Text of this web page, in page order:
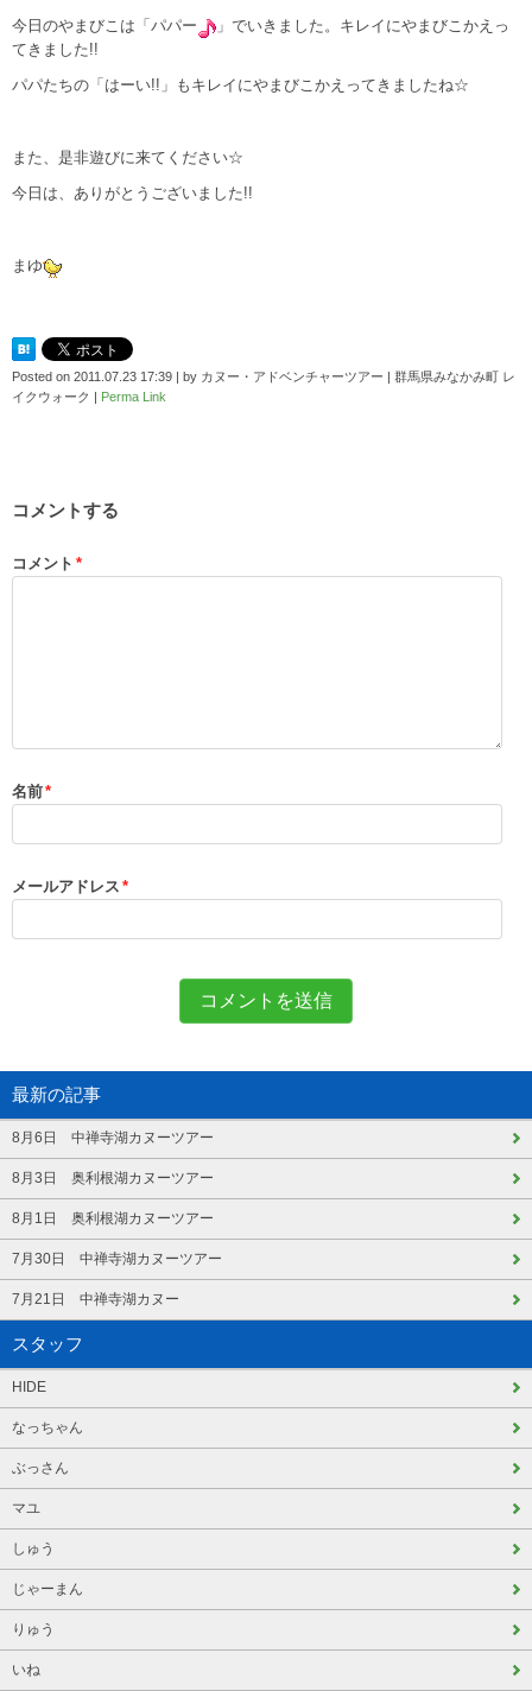
今日のやまびこは「パパー
」でいきました。キレイにやまびこかえっ
てきました!!
パパたちの「はーい!!」もキレイにやまびこかえってきましたね☆
また、是非遊びに来てください☆
今日は、ありがとうございました!!
まゆ
Posted on 2011.07.23 17:39 | by カヌー・アドベンチャーツアー | 群馬県みなかみ町 レ
イクウォーク | Perma Link
コメントする
コメント *
名前*
メールアドレス *
最新の記事
8月6日 中禅寺湖カヌーツアー
8月3日 奥利根湖カヌーツアー
8月1日 奥利根湖カヌーツアー
7月30日 中禅寺湖カヌーツアー
7月21日 中禅寺湖カヌー
スタッフ
HIDE
なっちゃん
ぶっさん
マユ
しゅう
じゃーまん
りゅう
いね